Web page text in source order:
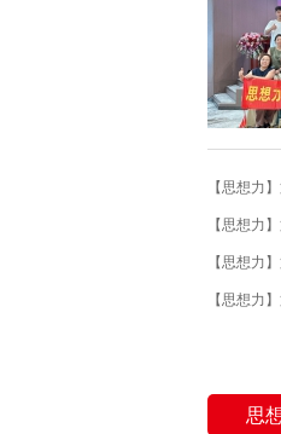
【思想力
【思想力
【思想力
【思想力
思